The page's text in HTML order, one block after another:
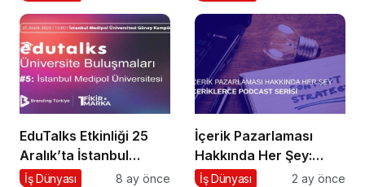
EduTalks Etkinliği 25
Aralık’ta İstanbul
Medipol
İş Dünyası 8 ay önce
İçerik Pazarlaması
Hakkında Her Şey:
İçeriklerce Podcast
İş Dünyası 2 ay önce